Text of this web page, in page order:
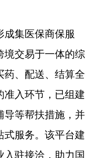
集医保商保服
境交易于一体的综
药、配送、结算全
准入环节，已组建
导等帮扶措施，并
式服务。该平台建
入驻接洽，助力国